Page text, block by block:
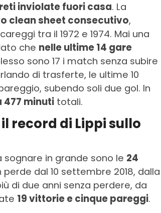
inviolate fuori casa. La
clean sheet consecutivo,
tra il 1972 e 1974. Mai una
che nelle ultime 14 gare
sono 17 i match senza subire
di trasferte, le ultime 10
subendo soli due gol. In
477 minuti totali.
record di Lippi sullo
in grande sono le 24
perde dal 10 settembre 2018, dalla
di due anni senza perdere, da
19 vittorie e cinque pareggi.